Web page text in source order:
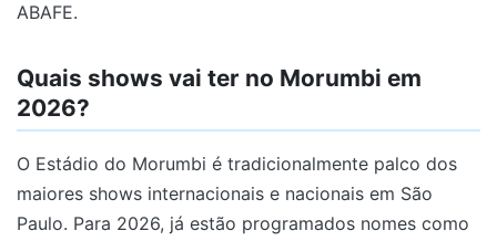
ABAFE.
Quais shows vai ter no Morumbi em
2026?
O Estádio do Morumbi é tradicionalmente palco dos
maiores shows internacionais e nacionais em São
Paulo. Para 2026, já estão programados nomes como